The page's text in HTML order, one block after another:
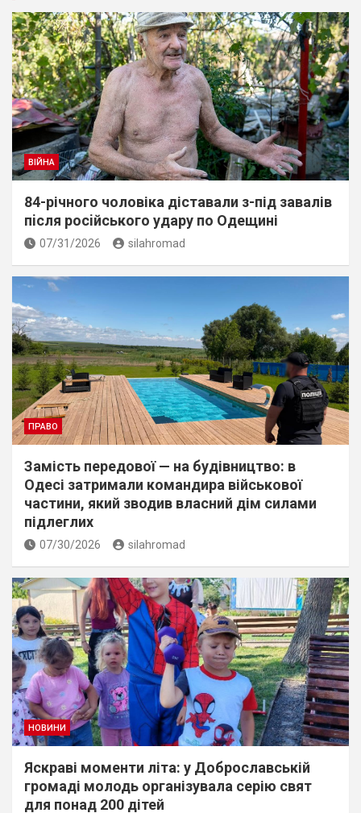
ВІЙНА
84-річного чоловіка діставали з-під завалів
пiсля росiйського удару по Одещині
07/31/2026 silahromad
ПРАВО
Замість передової — на будівництво: в
Одесі затримали командира військової
частини, який зводив власний дім силами
підлеглих
07/30/2026 silahromad
НОВИНИ
Яскраві моменти літа: у Доброславській
громаді молодь організувала серію свят
для понад 200 дітей